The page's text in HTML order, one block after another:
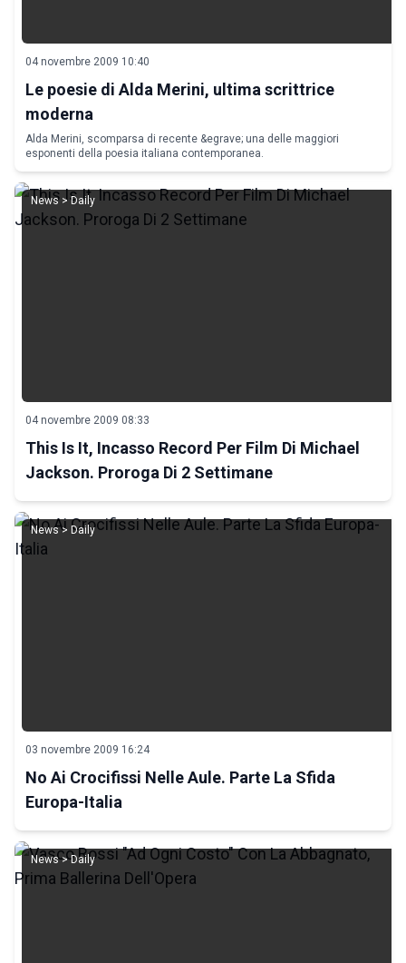
04 novembre 2009 10:40
Le poesie di Alda Merini, ultima scrittrice
moderna
Alda Merini, scomparsa di recente &egrave; una delle maggiori
esponenti della poesia italiana contemporanea.
News > Daily
04 novembre 2009 08:33
This Is It, Incasso Record Per Film Di Michael
Jackson. Proroga Di 2 Settimane
News > Daily
03 novembre 2009 16:24
No Ai Crocifissi Nelle Aule. Parte La Sfida
Europa-Italia
News > Daily